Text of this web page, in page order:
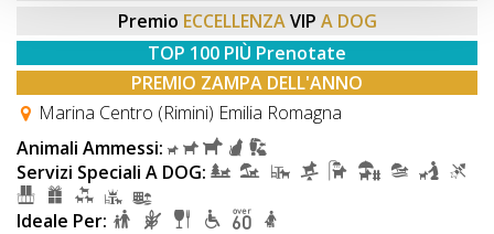
Premio ECCELLENZA VIP A DOG
TOP 100 PIÙ Prenotate
PREMIO ZAMPA DELL'ANNO
Marina Centro (Rimini) Emilia Romagna
Animali Ammessi:
Servizi Speciali A DOG:
Ideale Per: